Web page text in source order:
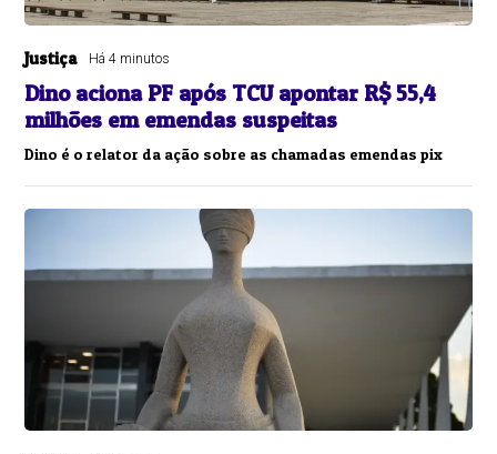
Justiça Há 4 minutos
Dino aciona PF após TCU apontar R$ 55,4
milhões em emendas suspeitas
Dino é o relator da ação sobre as chamadas emendas pix